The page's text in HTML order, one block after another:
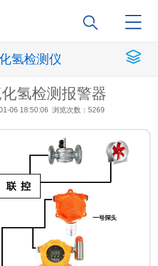
氢检测仪
氢检测报警器
06 18:50:06 浏览次数：5269